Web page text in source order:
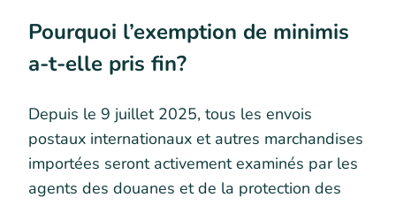
Pourquoi l’exemption de minimis
a-t-elle pris fin?
Depuis le 9 juillet 2025, tous les envois
postaux internationaux et autres marchandises
importées seront activement examinés par les
agents des douanes et de la protection des